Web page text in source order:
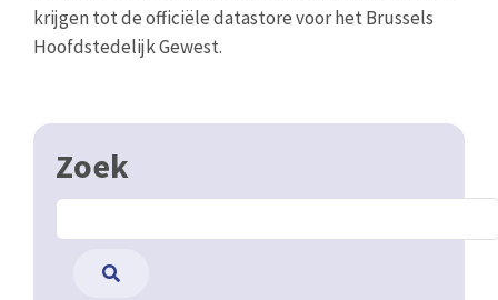
krijgen tot de officiële datastore voor het Brussels
Hoofdstedelijk Gewest.
Zoek